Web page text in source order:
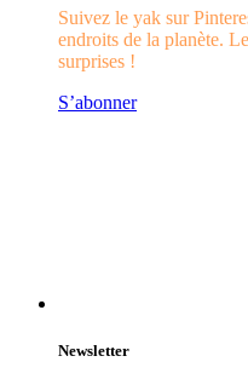
Suivez le yak sur
endroits de la planète.
surprises !
S’abonner
Newsletter